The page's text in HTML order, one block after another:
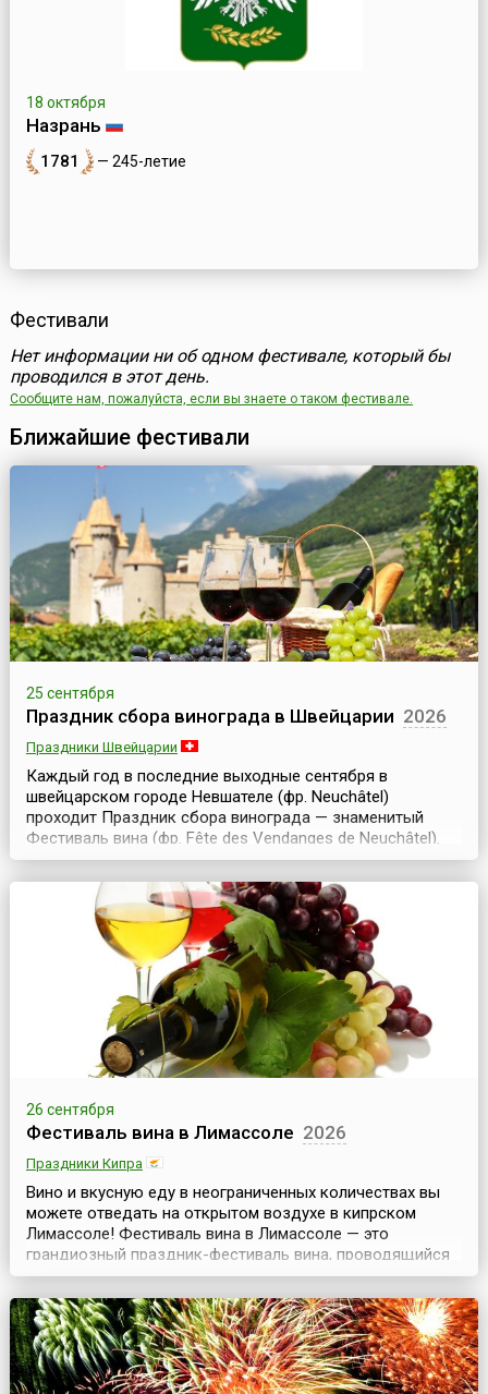
18 октября
Назрань
1781 — 245-летие
Фестивали
Нет информации ни об одном фестивале, который бы
проводился в этот день.
Сообщите нам, пожалуйста, если вы знаете о таком фестивале.
Ближайшие фестивали
25 сентября
Праздник сбора винограда в Швейцарии 2026
Праздники Швейцарии
Каждый год в последние выходные сентября в
швейцарском городе Невшателе (фр. Neuchâtel)
проходит Праздник сбора винограда — знаменитый
Фестиваль вина (фр. Fête des Vendanges de Neuchâtel).
Три дня — с пятницы до воскресенья — кафе, бары,
уличные стойки по продаже вина и музыкальные группы
оживляют старый город и делают жизнь веселее и
праздничнее.Известно, что выращивать виноград на
горных скл...
26 сентября
Фестиваль вина в Лимассоле 2026
Праздники Кипра
Вино и вкусную еду в неограниченных количествах вы
можете отведать на открытом воздухе в кипрском
Лимассоле! Фестиваль вина в Лимассоле — это
грандиозный праздник-фестиваль вина, проводящийся
с 1961 года и длящийся примерно 10 осенних дней.
Летняя жара постепенно спадает, солнышко покрывает
теплом все вокруг, а в воздухе улавливается тонкий
аромат винограда — благодатное время!Вино, пожал...